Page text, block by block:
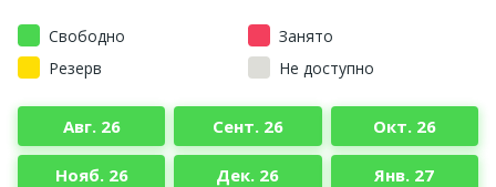
Свободно
Занято
Резерв
Не доступно
Авг. 26 Сент. 26 Окт. 26
Нояб. 26 Дек. 26 Янв. 27